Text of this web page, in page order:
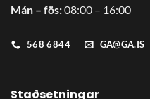
Mán – fös:08:00 – 16:00
568 6844 GA@GA.IS
Staðsetningar